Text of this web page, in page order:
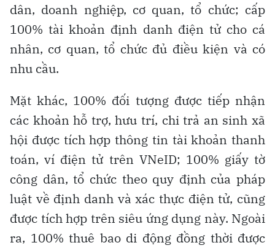
dân, doanh nghiệp, cơ quan, tổ chức; cấp
100% tài khoản định danh điện tử cho cá
nhân, cơ quan, tổ chức đủ điều kiện và có
nhu cầu.
Mặt khác, 100% đối tượng được tiếp nhận
các khoản hỗ trợ, hưu trí, chi trả an sinh xã
hội được tích hợp thông tin tài khoản thanh
toán, ví điện tử trên VNeID; 100% giấy tờ
công dân, tổ chức theo quy định của pháp
luật về định danh và xác thực điện tử, cũng
được tích hợp trên siêu ứng dụng này. Ngoài
ra, 100% thuê bao di động đồng thời được